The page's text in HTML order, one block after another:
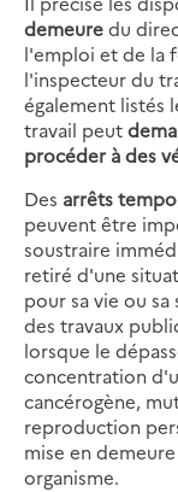
demeuredu
l'emploi et de la
l'inspecteur du
également listés
travail peut
procéder à des
Des arrêts
peuvent être
soustraire
retiré d'une
pour sa vie ou
des travaux
lorsque le
concentration
cancérogène,
reproduction
mise en
organisme.